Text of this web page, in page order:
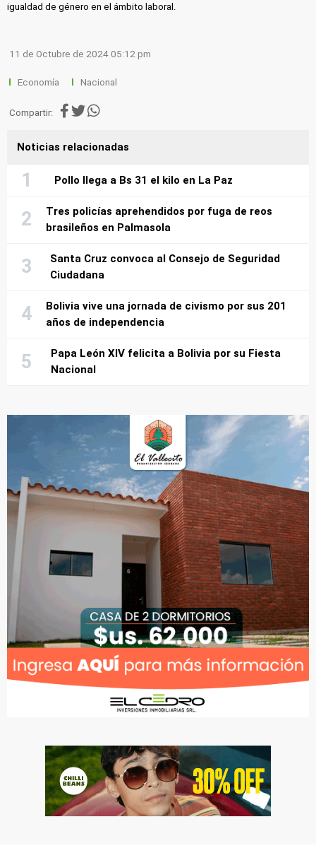
igualdad de género en el ámbito laboral.
11 de Octubre de 2024 05:12 pm
Economía Nacional
Compartir:
Noticias relacionadas
Pollo llega a Bs 31 el kilo en La Paz
Tres policías aprehendidos por fuga de reos
brasileños en Palmasola
Santa Cruz convoca al Consejo de Seguridad
Ciudadana
Bolivia vive una jornada de civismo por sus 201
años de independencia
Papa León XIV felicita a Bolivia por su Fiesta
Nacional